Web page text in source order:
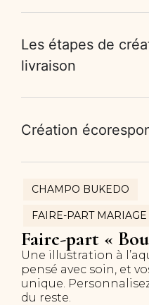
Les étapes de
livraison
Création
CHAMPO BUKEDO
FAIRE-PART
Faire-part «
Une illustration à
pensé avec soin, et
unique.
du reste.